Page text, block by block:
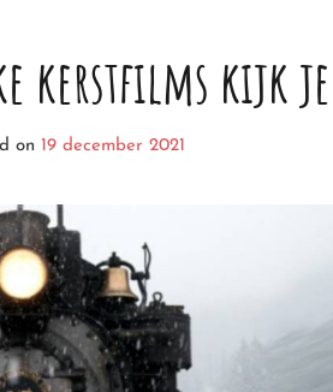
kerstfilms kijk
on 19 december 2021